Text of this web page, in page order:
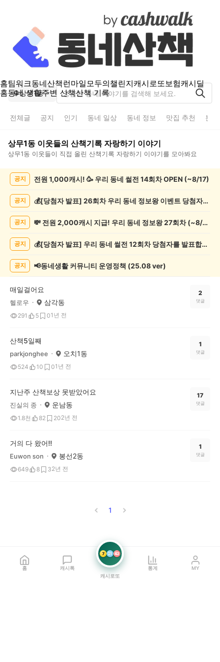
홈팀워크동네산책런마일모두의챌린지캐시로또보험캐시딜
홈동네 생활주변 산책산책 기록
상무1동
전체글 공지 인기 동네 일상 동네 정보 맛집 추천 분
상무1동 이웃들의 산책기록 자랑하기 이야기
상무1동 이웃들이 직접 올린 산책기록 자랑하기 이야기를 모아봐요
기
공지 전원 1,000캐시! 🥳 우리 동네 썰전 14회차 OPEN (~8/17)
공지 💰[당첨자 발표] 26회차 우리 동네 정보왕 이벤트 당첨자를 발표합니다!
공지 💸 전원 2,000캐시 지급! 우리 동네 정보왕 27회차 (~8/10)
공지 💰[당첨자 발표] 우리 동네 썰전 12회차 당첨자를 발표합니다!
공지 📢동네생활 커뮤니티 운영정책 (25.08 ver)
매일걸어요
헬로우 삼각동
291 5 01년 전
2
댓글
산책5일째
parkjonghee 오치1동
524 10 01년 전
1
댓글
지난주 산책보상 못받았어요
진실의 종 운남동
1.8천 82 202년 전
17
댓글
거의 다 왔어!!
Euwon son 봉선2동
649 8 32년 전
1
댓글
1
홈 캐시톡
7 21 42
캐시로또
통계 MY